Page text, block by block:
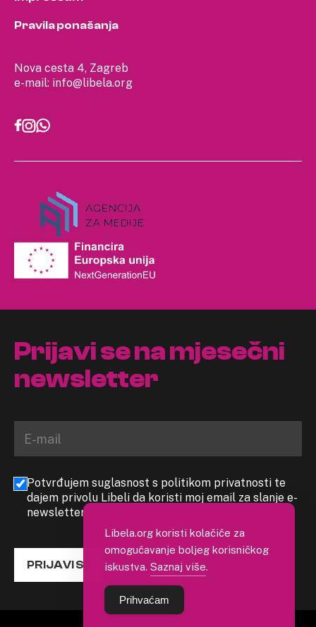
Nova cesta 4, Zagreb
e-mail: info@libela.org
Pravila ponašanja
Prijavi se na mjesečni
newsletter
Potvrđujem suglasnost s politikom privatnosti te
dajem privolu Libeli da koristi moj email za slanje e-
newslettera
PRIJAVI SE
Libela.org koristi kolačiće za
omogućavanje boljeg korisničkog
iskustva. Saznaj više.
Prihvaćam